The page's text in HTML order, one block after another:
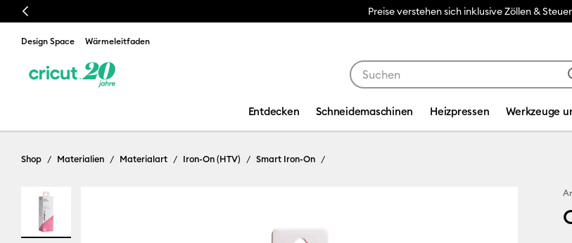
Previous Preise verstehen sich inklusive Zöllen &
Design Space Wärmeleitfaden
Entdecken Schneidemaschinen Heizpressen Werkzeuge
Shop Materialien Materialart Iron-On (HTV) Smart Iron-On